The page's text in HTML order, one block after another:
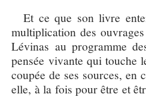
Et ce que son livre
multiplication des
Lévinas au programme
pensée vivante qui touche
coupée de ses sources, en
elle, à la fois pour être et